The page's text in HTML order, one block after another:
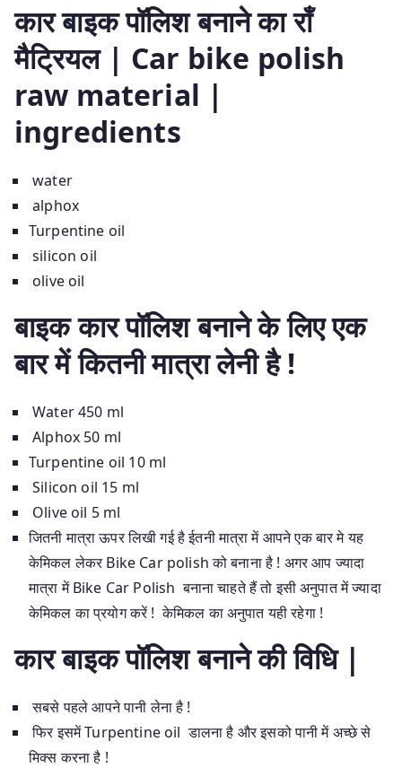
कार बाइक पॉलिश बनाने का राँ
मैट्रियल | Car bike polish
raw material |
ingredients
water
alphox
Turpentine oil
silicon oil
olive oil
बाइक कार पॉलिश बनाने के लिए एक
बार में कितनी मात्रा लेनी है !
Water 450 ml
Alphox 50 ml
Turpentine oil 10 ml
Silicon oil 15 ml
Olive oil 5 ml
जितनी मात्रा ऊपर लिखी गई है ईतनी मात्रा में आपने एक बार मे यह
केमिकल लेकर Bike Car polish को बनाना है ! अगर आप ज्यादा
मात्रा में Bike Car Polish बनाना चाहते हैं तो इसी अनुपात में ज्यादा
केमिकल का प्रयोग करें ! केमिकल का अनुपात यही रहेगा !
कार बाइक पॉलिश बनाने की विधि |
सबसे पहले आपने पानी लेना है !
फिर इसमें Turpentine oil डालना है और इसको पानी में अच्छे से
मिक्स करना है !